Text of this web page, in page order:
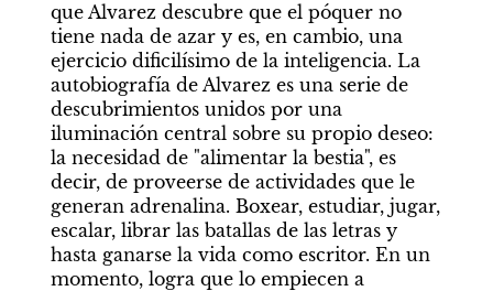
que Alvarez descubre que el póquer no
tiene nada de azar y es, en cambio, una
ejercicio dificilísimo de la inteligencia. La
autobiografía de Alvarez es una serie de
descubrimientos unidos por una
iluminación central sobre su propio deseo:
la necesidad de "alimentar la bestia", es
decir, de proveerse de actividades que le
generan adrenalina. Boxear, estudiar, jugar,
escalar, librar las batallas de las letras y
hasta ganarse la vida como escritor. En un
momento, logra que lo empiecen a